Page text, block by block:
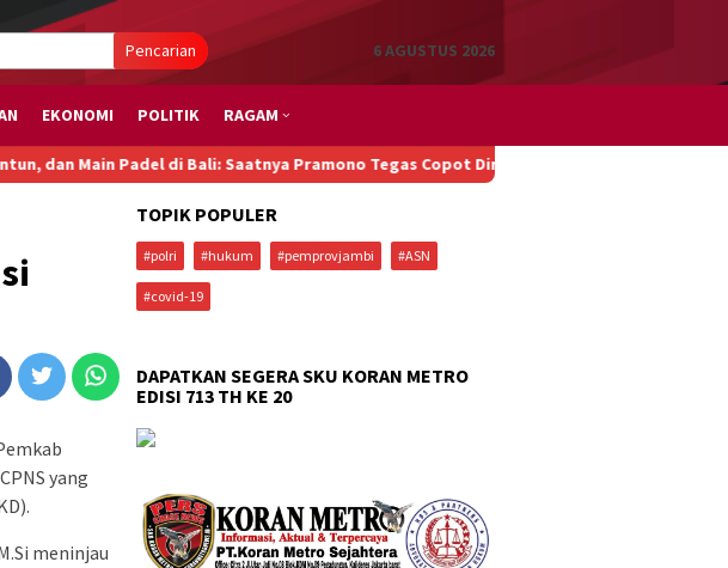
Pencarian 6 AGUSTUS 2026
EKONOMI POLITIK RAGAM
Padel di Bali: Saatnya Pramono Tegas Copot Dirut TransJakarta
yang
meninjau
TOPIK POPULER
#polri #hukum #pemprovjambi #ASN
#covid-19
DAPATKAN SEGERA SKU KORAN METRO
EDISI 713 TH KE 20